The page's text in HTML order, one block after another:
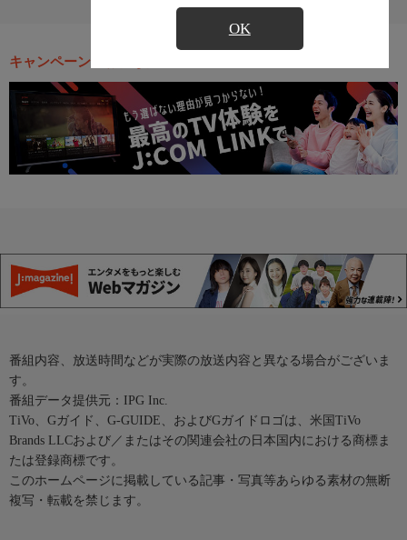
OK
キャンペーン・お得な情報
番組内容、放送時間などが実際の放送内容と異なる場合がございま
す。
番組データ提供元：IPG Inc.
TiVo、Gガイド、G-GUIDE、およびGガイドロゴは、米国TiVo
Brands LLCおよび／またはその関連会社の日本国内における商標ま
たは登録商標です。
このホームページに掲載している記事・写真等あらゆる素材の無断
複写・転載を禁じます。